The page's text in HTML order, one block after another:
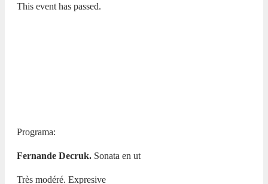
This event has passed.
Programa:
Fernande Decruk. Sonata en ut
Très modéré. Expresive